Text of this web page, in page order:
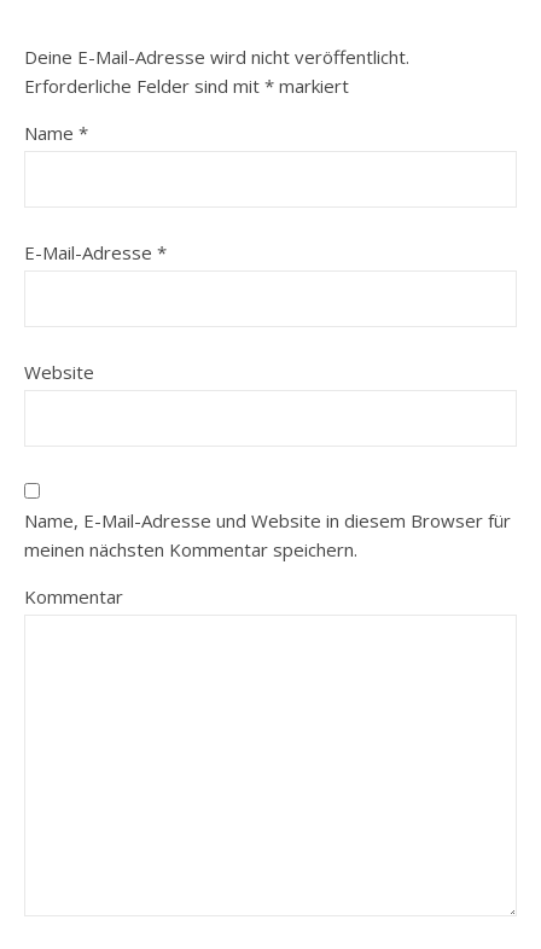
Deine E-Mail-Adresse wird nicht veröffentlicht.
Erforderliche Felder sind mit * markiert
Name *
E-Mail-Adresse *
Website
Name, E-Mail-Adresse und Website in diesem Browser für
meinen nächsten Kommentar speichern.
Kommentar